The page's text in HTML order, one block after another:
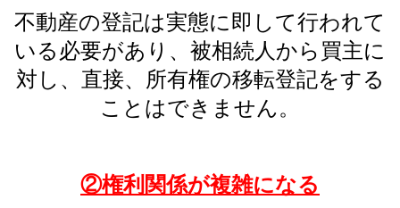
不動産の登記は実態に即して行われて
いる必要があり、被相続人から買主に
対し、直接、所有権の移転登記をする
ことはできません。
②権利関係が複雑になる